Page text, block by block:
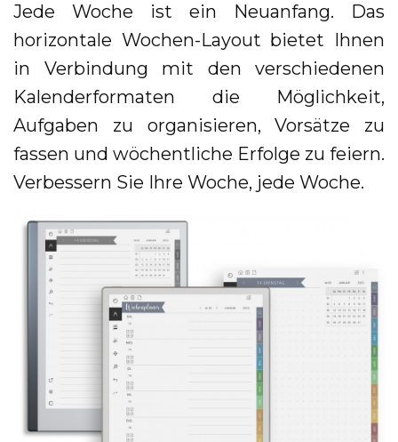
Jede Woche ist ein Neuanfang. Das
horizontale Wochen-Layout bietet Ihnen
in Verbindung mit den verschiedenen
Kalenderformaten die Möglichkeit,
Aufgaben zu organisieren, Vorsätze zu
fassen und wöchentliche Erfolge zu feiern.
Verbessern Sie Ihre Woche, jede Woche.